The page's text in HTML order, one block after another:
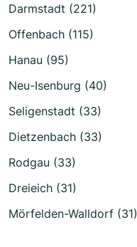
Darmstadt (221)
Offenbach (115)
Hanau (95)
Neu-Isenburg (40)
Seligenstadt (33)
Dietzenbach (33)
Rodgau (33)
Dreieich (31)
Mörfelden-Walldorf (31)